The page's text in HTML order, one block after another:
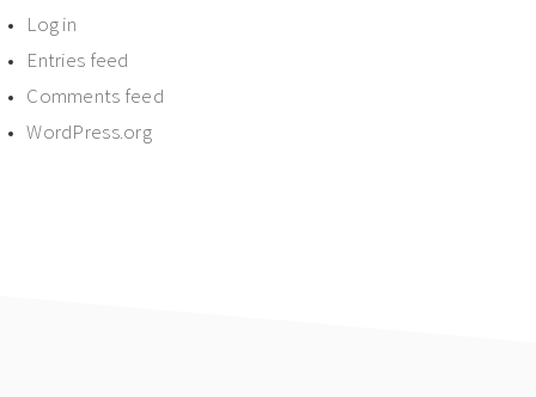
Log in
Entries feed
Comments feed
WordPress.org